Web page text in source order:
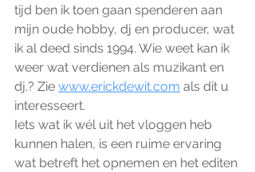
tijd ben ik toen gaan spenderen aan
mijn oude hobby, dj en producer, wat
ik al deed sinds 1994. Wie weet kan ik
weer wat verdienen als muzikant en
dj.? Zie www.erickdewit.com als dit u
interesseert.
Iets wat ik wél uit het vloggen heb
kunnen halen, is een ruime ervaring
wat betreft het opnemen en het editen